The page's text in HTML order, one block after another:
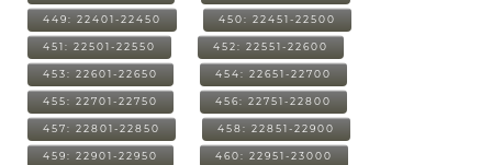
449: 22401-22450 450: 22451-22500
451: 22501-22550 452: 22551-22600
453: 22601-22650 454: 22651-22700
455: 22701-22750 456: 22751-22800
457: 22801-22850 458: 22851-22900
459: 22901-22950 460: 22951-23000